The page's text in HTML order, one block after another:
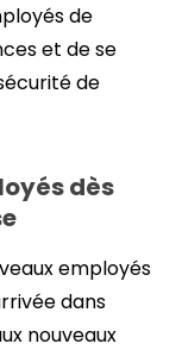
de
et de se
de
dès
employés
dans
nouveaux